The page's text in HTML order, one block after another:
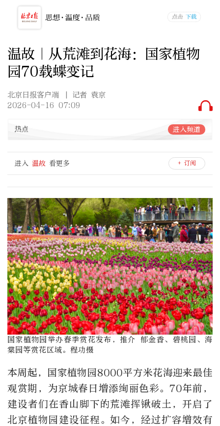
温故｜从荒滩到花海：国家植物
园70载蝶变记
北京日报客户端
| 记者 袁京
2026-04-16 07:09
热点 进入频道
进入 温故 看更多 + 订阅
国家植物园举办春季赏花发布，推介 郁金香、碧桃园、海
棠园等赏花区域。程功摄
本周起，国家植物园8000平方米花海迎来最佳
观赏期，为京城春日增添绚丽色彩。70年前，
建设者们在香山脚下的荒滩挥锹破土，开启了
北京植物园建设征程。如今，经过扩容增效有